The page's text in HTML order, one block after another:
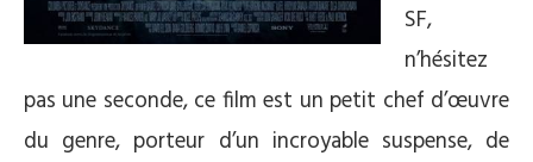
SF,
n’hésitez
pas une seconde, ce film est un petit chef d’œuvre
du genre, porteur d’un incroyable suspense, de